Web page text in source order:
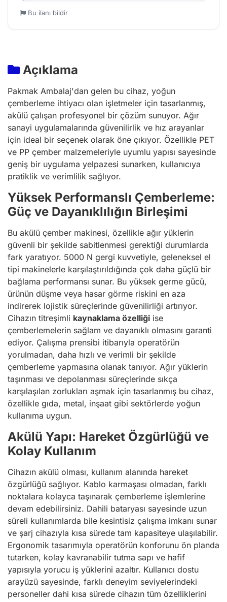
Bu ilanı bildir
Açıklama
Pakmak Ambalaj'dan gelen bu cihaz, yoğun
çemberleme ihtiyacı olan işletmeler için tasarlanmış,
akülü çalışan profesyonel bir çözüm sunuyor. Ağır
sanayi uygulamalarında güvenilirlik ve hız arayanlar
için ideal bir seçenek olarak öne çıkıyor. Özellikle PET
ve PP çember malzemeleriyle uyumlu yapısı sayesinde
geniş bir uygulama yelpazesi sunarken, kullanıcıya
pratiklik ve verimlilik sağlıyor.
Yüksek Performanslı Çemberleme:
Güç ve Dayanıklılığın Birleşimi
Bu akülü çember makinesi, özellikle ağır yüklerin
güvenli bir şekilde sabitlenmesi gerektiği durumlarda
fark yaratıyor. 5000 N gergi kuvvetiyle, geleneksel el
tipi makinelerle karşılaştırıldığında çok daha güçlü bir
bağlama performansı sunar. Bu yüksek germe gücü,
ürünün düşme veya hasar görme riskini en aza
indirerek lojistik süreçlerinde güvenilirliği artırıyor.
Cihazın titreşimli kaynaklama özelliği ise
çemberlemelerin sağlam ve dayanıklı olmasını garanti
ediyor. Çalışma prensibi itibarıyla operatörün
yorulmadan, daha hızlı ve verimli bir şekilde
çemberleme yapmasına olanak tanıyor. Ağır yüklerin
taşınması ve depolanması süreçlerinde sıkça
karşılaşılan zorlukları aşmak için tasarlanmış bu cihaz,
özellikle gıda, metal, inşaat gibi sektörlerde yoğun
kullanıma uygun.
Akülü Yapı: Hareket Özgürlüğü ve
Kolay Kullanım
Cihazın akülü olması, kullanım alanında hareket
özgürlüğü sağlıyor. Kablo karmaşası olmadan, farklı
noktalara kolayca taşınarak çemberleme işlemlerine
devam edebilirsiniz. Dahili bataryası sayesinde uzun
süreli kullanımlarda bile kesintisiz çalışma imkanı sunar
ve şarj cihazıyla kısa sürede tam kapasiteye ulaşılabilir.
Ergonomik tasarımıyla operatörün konforunu ön planda
tutarken, kolay kavranabilir tutma sapı ve hafif
yapısıyla yorucu iş yüklerini azaltır. Kullanıcı dostu
arayüzü sayesinde, farklı deneyim seviyelerindeki
personeller dahi kısa sürede cihazın tüm özelliklerini